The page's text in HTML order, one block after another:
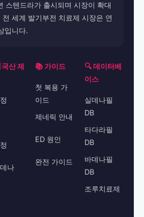
스텐드라가 출시되며 시장이 확대
세계 발기부전 치료제 시장은 연
입니다.
산 제
나
📚 가이드
첫 복용 가
이드
제네릭 안내
ED 원인
완전 가이드
🔍 데이터베
이스
실데나필
DB
타다라필
DB
바데나필
DB
조루치료제